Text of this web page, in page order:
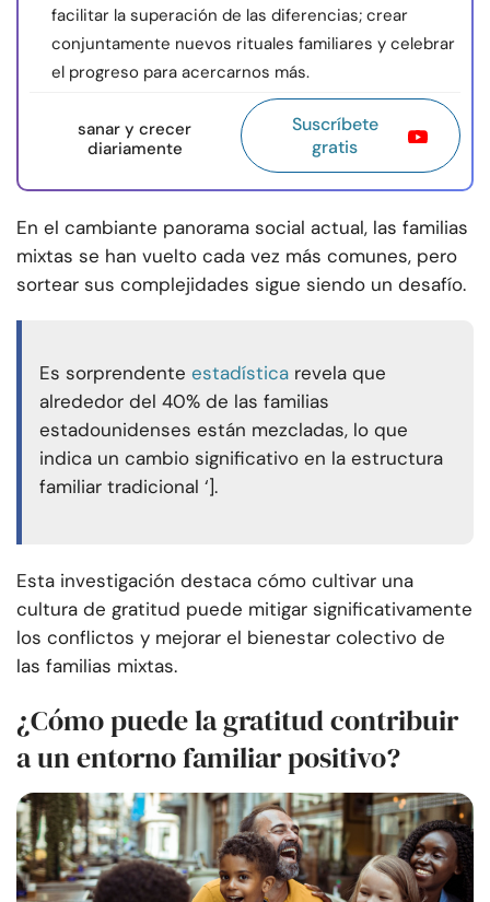
facilitar la superación de las diferencias; crear
conjuntamente nuevos rituales familiares y celebrar
el progreso para acercarnos más.
sanar y crecer
diariamente
Suscríbete
gratis
En el cambiante panorama social actual, las familias
mixtas se han vuelto cada vez más comunes, pero
sortear sus complejidades sigue siendo un desafío.
Es sorprendente estadística revela que
alrededor del 40% de las familias
estadounidenses están mezcladas, lo que
indica un cambio significativo en la estructura
familiar tradicional ‘].
Esta investigación destaca cómo cultivar una
cultura de gratitud puede mitigar significativamente
los conflictos y mejorar el bienestar colectivo de
las familias mixtas.
¿Cómo puede la gratitud contribuir
a un entorno familiar positivo?